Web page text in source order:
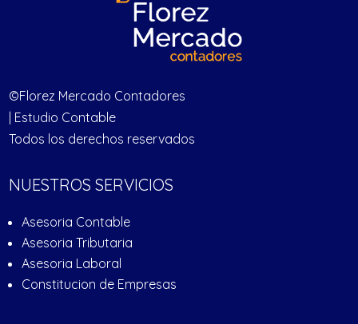
©Florez Mercado Contadores
| Estudio Contable
Todos los derechos reservados
NUESTROS SERVICIOS
Asesoria Contable
Asesoria Tributaria
Asesoria Laboral
Constitucion de Empresas